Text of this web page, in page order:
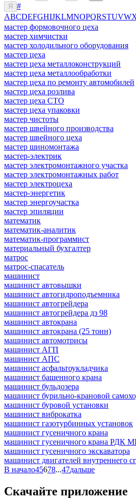
Я
#
ABCDEFGHIJKLMNOPQRSTUVW
мастер формовочного цеха
мастер химчистки
мастер холодильного оборудования
мастер цеха
мастер цеха металлоконструкций
мастер цеха металлообработки
мастер цеха по ремонту автомобилей
мастер цеха розлива
мастер цеха СТО
мастер цеха упаковки
мастер чистоты
мастер швейного производства
мастер швейного цеха
мастер шиномонтажа
мастер-электрик
мастер электромонтажного участка
мастер электромонтажных работ
мастер электроцеха
мастер-энергетик
мастер энергоучастка
мастер эпиляции
математик
математик-аналитик
математик-программист
материальный бухгалтер
матрос
матрос-спасатель
машинист
машинист автовышки
машинист автогидроподъемника
машинист автогрейдера
машинист автогрейдера дз 98
машинист автокрана
машинист автокрана (25 тонн)
машинист автомотрисы
машинист АГП
машинист АПС
машинист асфальтоукладчика
машинист башенного крана
машинист бульдозера
машинист бурильно-крановой
машинист буровой установки
машинист виброкатка
машинист газотурбинных установок
машинист гусеничного крана
машинист гусеничного крана РДК
машинист гусеничного экскаватора
машинист двигателей внутреннего
В начало45678...47дальше
Скачайте приложение